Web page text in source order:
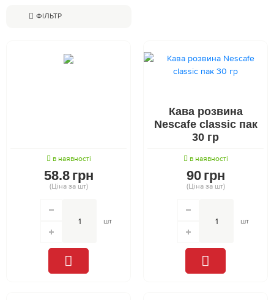
ФІЛЬТР
в наявності
58.8 грн
(Ціна за шт)
шт
Кава розвина
Nescafe classic пак
30 гр
в наявності
90 грн
(Ціна за шт)
шт